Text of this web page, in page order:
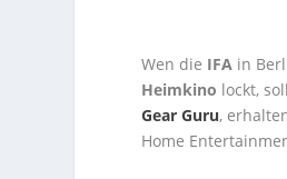
Wen die IFA in
Heimkino lockt,
Gear Guru,
Home